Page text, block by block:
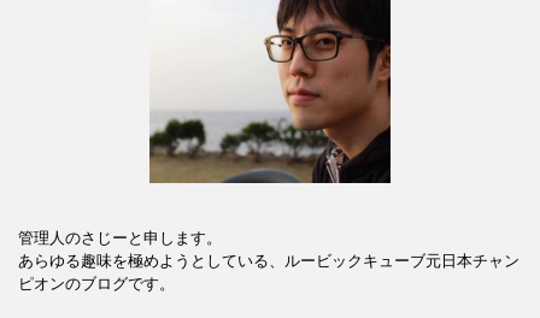
管理人のさじーと申します。
あらゆる趣味を極めようとしている、ルービックキューブ元日本チャン
ピオンのブログです。